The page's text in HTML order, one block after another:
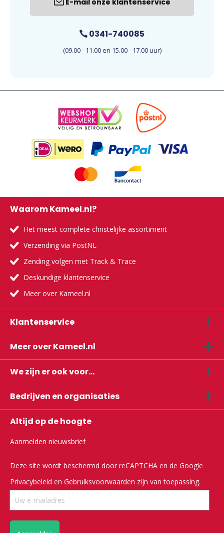
0341-740085
(09.00 - 11.00 en 15.00 - 17.00 uur)
Waarom Kameel.nl?
Het meest complete christelijke assortiment
Verzending via PostNL
Zending volgen met Track & Trace
Deskundige klantenservice
Meer over Kameel.nl
Klantenservice
Meer over Kameel.nl
We zijn er ook voor...
Bedrijven en organisaties
Altijd op de hoogte
Aanmelden nieuwsbrief
Deze site wordt beschermd door reCAPTCHA en de Google
Privacybeleid en Gebruiksvoorwaarden zijn van toepassing.